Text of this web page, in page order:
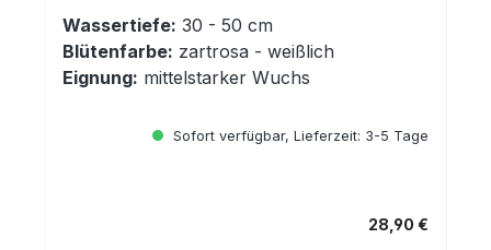
Wassertiefe: 30 - 50 cm
Blütenfarbe: zartrosa - weißlich
Eignung: mittelstarker Wuchs
Sofort verfügbar, Lieferzeit: 3-5 Tage
28,90 €